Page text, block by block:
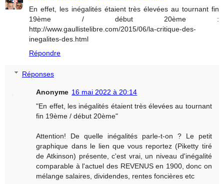
En effet, les inégalités étaient très élevées au tournant fin
19ème / début 20ème :
http://www.gaullistelibre.com/2015/06/la-critique-des-
inegalites-des.html
Répondre
Réponses
Anonyme 16 mai 2022 à 20:14
"En effet, les inégalités étaient très élevées au tournant
fin 19ème / début 20ème"
Attention! De quelle inégalités parle-t-on ? Le petit
graphique dans le lien que vous reportez (Piketty tiré
de Atkinson) présente, c'est vrai, un niveau d'inégalité
comparable à l'actuel des REVENUS en 1900, donc on
mélange salaires, dividendes, rentes foncières etc